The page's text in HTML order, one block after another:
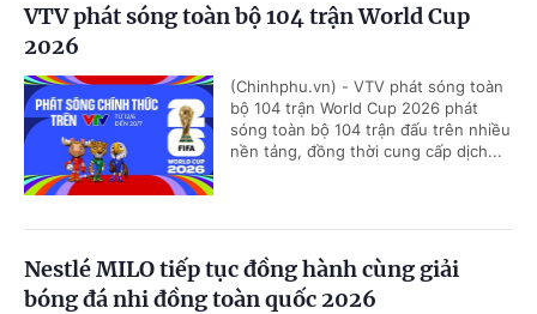
VTV phát sóng toàn bộ 104 trận World Cup
2026
(Chinhphu.vn) - VTV phát sóng toàn
bộ 104 trận World Cup 2026 phát
sóng toàn bộ 104 trận đấu trên nhiều
nền tảng, đồng thời cung cấp dịch...
Nestlé MILO tiếp tục đồng hành cùng giải
bóng đá nhi đồng toàn quốc 2026